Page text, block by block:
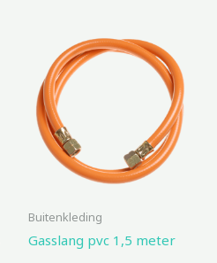
Buitenkleding
Gasslang pvc 1,5 meter